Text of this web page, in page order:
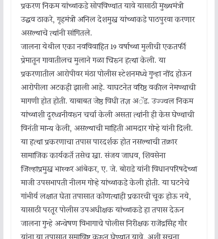
प्रकरण निकम यांच्याकडे सोपविण्यात यावे यासाठी मुख्यमंत्री
उद्धव ठाकरे, गृहमंत्री अनिल देशमुख यांच्याकडे पाठपुरवा करणार
असल्याचे त्यांनी सांगितले.
जालना येथील एका नवविवाहित 19 वर्षाच्या मुलीची एकतर्फी
प्रेमातून गावातीलच मुलाने गळा चिरून हत्या केली. या
प्रकरणातील आरोपीवर मंठा पोलीस स्टेशनमध्ये गुन्हा नोंद होऊन
आरोपीला अटकही झाली आहे. याघटनेत वरिष्ठ वकील नेमण्याची
मागणी होत होती. याबाबत जेष्ठ विधी तज्ञ अॅड. उज्ज्वल निकम
यांच्याशी दूरध्वनीवरून चर्चा केली असता त्यांनी ही केस घेण्याची
विनंती मान्य केली, असल्याची माहिती आमदार गोऱ्हे यांनी दिली.
या हत्या प्रकरणाचा तपास पारदर्शक होत नसल्याची तक्रार
सामाजिक कार्यकर्ते तसेच खा. संजय जाधव, शिवसेना
जिल्हाप्रमुख भास्कर आंबेकर, ए. जे. बोराडे यांनी विधानपरिषदेच्या
माजी उपसभापती नीलम गोऱ्हे यांच्याकडे केली होती. या घटनेचे
गांभीर्य लक्षात घेता तपासात कोणत्याही प्रकारची चूक होऊ नये,
यासाठी परतूर पोलीस उपअधीक्षक यांच्याकडे हा तपास देऊन
जालना गुन्हे अन्वेषण विभागाचे पोलीस निरीक्षक राजेंद्रसिंह गौर